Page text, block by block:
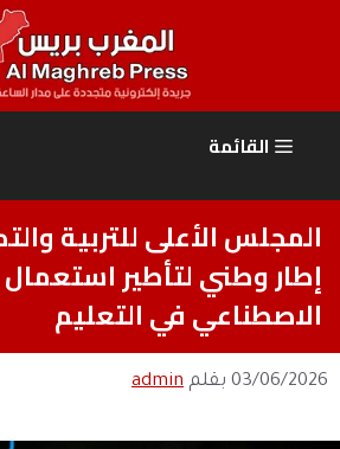
القائمة
المجلس الأعلى للتربية
إطار وطني لتأطير استعمال
الاصطناعي في التعليم
03/06/2026 بقلم admin